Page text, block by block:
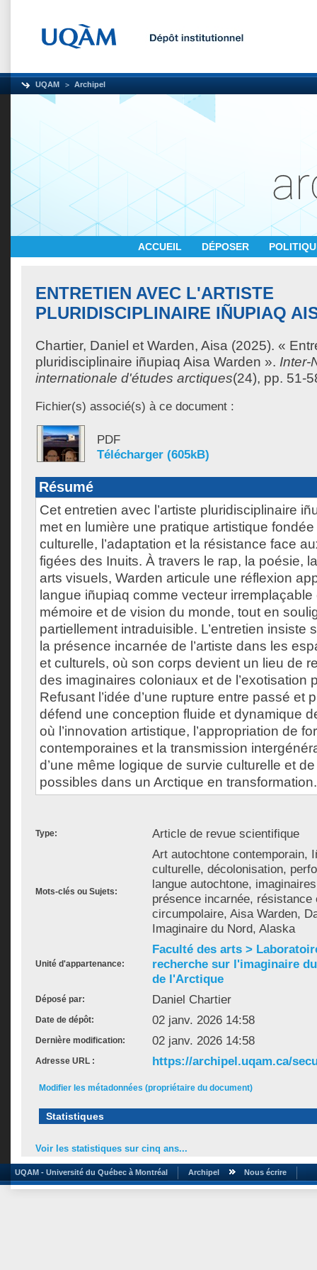
UQAM Archipel
ACCUEIL DÉPOSER
ENTRETIEN AVEC L'ARTISTE
PLURIDISCIPLINAIRE IÑUPIAQ
Chartier, Daniel et Warden, Aisa (2025). «
pluridisciplinaire iñupiaq Aisa Warden ». Inter-
internationale d'études arctiques(24), pp. 51-
Fichier(s) associé(s) à ce document :
PDF
Télécharger (605kB)
Résumé
Cet entretien avec l’artiste pluridisciplinaire
met en lumière une pratique artistique
culturelle, l’adaptation et la résistance face
figées des Inuits. À travers le rap, la poésie,
arts visuels, Warden articule une réflexion
langue iñupiaq comme vecteur
mémoire et de vision du monde, tout en
partiellement intraduisible. L’entretien insiste
la présence incarnée de l’artiste dans les
et culturels, où son corps devient un lieu de
des imaginaires coloniaux et de l’exotisation
Refusant l’idée d’une rupture entre passé et
défend une conception fluide et dynamique
où l’innovation artistique, l’appropriation de
contemporaines et la transmission
d’une même logique de survie culturelle et
possibles dans un Arctique en transformation.
Type: Article de revue scientifique
Mots-clés ou Sujets:
Art autochtone contemporain,
culturelle, décolonisation,
langue autochtone,
présence incarnée,
circumpolaire, Aisa Warden,
Imaginaire du Nord, Alaska
Unité d'appartenance:
Faculté des arts >
recherche sur l'imaginaire
de l'Arctique
Déposé par: Daniel Chartier
Date de dépôt: 02 janv. 2026 14:58
Dernière modification: 02 janv. 2026 14:58
Adresse URL : https://archipel.uqam.ca/
Modifier les métadonnées (propriétaire du document)
Statistiques
Voir les statistiques sur cinq ans...
UQAM - Université du Québec à Montréal Archipel Nous écrire